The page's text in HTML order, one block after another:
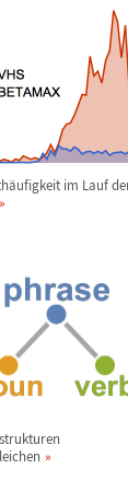
äufigkeit im Lauf